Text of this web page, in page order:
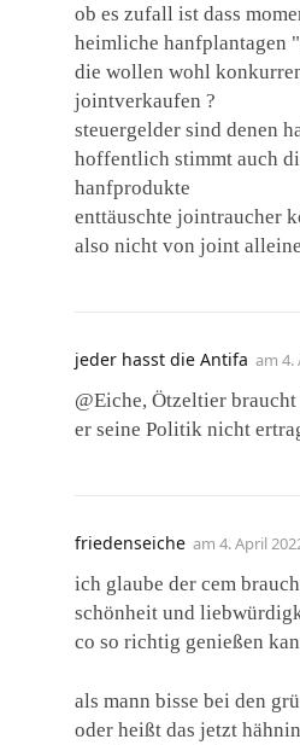
ob es zufall ist dass
heimliche hanfplantagen
die wollen wohl
jointverkaufen ?
steuergelder sind denen
hoffentlich stimmt auch
hanfprodukte
enttäuschte jointraucher
also nicht von joint alleine
jeder hasst die Antifa am 4.
@Eiche, Ötzeltier
er seine Politik nicht
friedenseiche am 4. April
ich glaube der cem
schönheit und
co so richtig genießen
als mann bisse bei den
oder heißt das jetzt